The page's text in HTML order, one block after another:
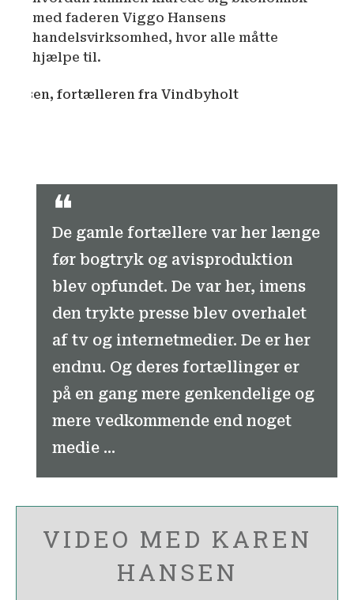
med faderen Viggo Hansens
handelsvirksomhed, hvor alle måtte
hjælpe til.
❝
De gamle fortællere var her længe
før bogtryk og avisproduktion
blev opfundet. De var her, imens
den trykte presse blev overhalet
af tv og internetmedier. De er her
endnu. Og deres fortællinger er
på en gang mere genkendelige og
mere vedkommende end noget
medie ...
VIDEO MED KAREN
HANSEN